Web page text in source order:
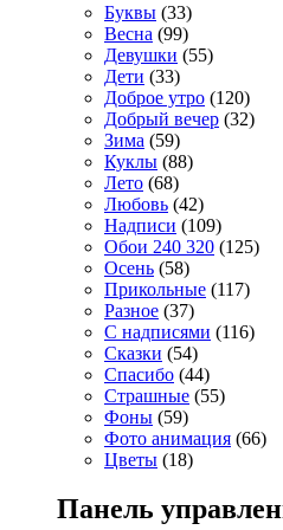
Буквы (33)
Весна (99)
Девушки (55)
Дети (33)
Доброе утро (120)
Добрый вечер (32)
Зима (59)
Куклы (88)
Лето (68)
Любовь (42)
Надписи (109)
Обои 240 320 (125)
Осень (58)
Прикольные (117)
Разное (37)
С надписями (116)
Сказки (54)
Спасибо (44)
Страшные (55)
Фоны (59)
Фото анимация (66)
Цветы (18)
Панель